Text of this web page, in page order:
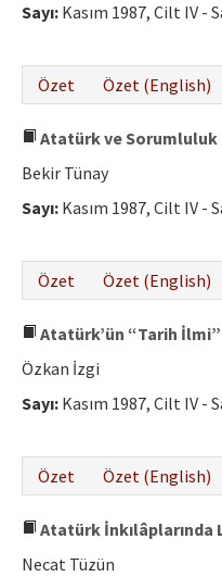
Sayı: Kasım 1987, Cilt IV -
Özet
Özet (English)
Atatürk ve Sorumluluk
Bekir Tünay
Sayı: Kasım 1987, Cilt IV -
Özet
Özet (English)
Atatürk’ün “Tarih
Özkan İzgi
Sayı: Kasım 1987, Cilt IV -
Özet
Özet (English)
Atatürk İnkılâplarında
Necat Tüzün